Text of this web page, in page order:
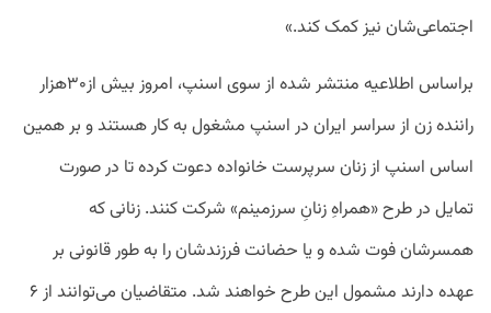
اجتماعی‌‌شان نیز کمک کند.»
براساس اطلاعیه منتشر شده از سوی اسنپ، امروز بیش از۳۰هزار
راننده زن از سراسر ایران در اسنپ مشغول به کار هستند و بر همین
اساس اسنپ از زنان سرپرست خانواده دعوت کرده تا در صورت
تمایل در طرح «همراهِ زنانِ سرزمینم» شرکت کنند. زنانی که
همسرشان فوت شده و یا حضانت فرزندشان را به طور قانونی بر
عهده دارند مشمول این طرح خواهند شد. متقاضیان می‌توانند از ۶